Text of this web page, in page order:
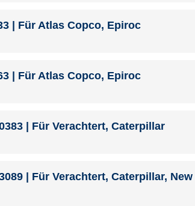
| Für Atlas Copco, Epiroc
| Für Atlas Copco, Epiroc
| Für Verachtert, Caterpillar
| Für Verachtert, Caterpillar, New